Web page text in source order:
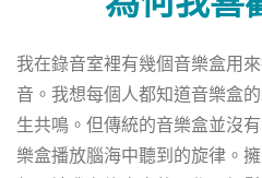
我在錄音室裡有幾個音樂盒用
音。我想每個人都知道音樂盒
生共鳴。但傳統的音樂盒並沒
樂盒播放腦海中聽到的旋律。